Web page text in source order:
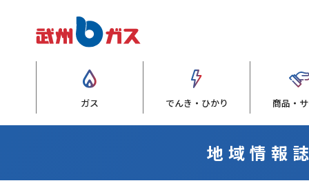
ガス でんき・ひかり 商品・
地域情報